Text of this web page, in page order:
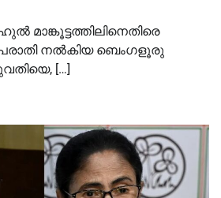
മാങ്കൂട്ടത്തിലിനെതിരെ
നല്‍കിയ ബെംഗളൂരു
[…]